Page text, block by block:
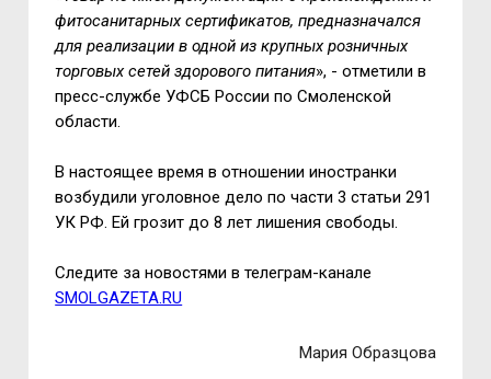
фитосанитарных сертификатов, предназначался
для реализации в одной из крупных розничных
торговых сетей здорового питания», - отметили в
пресс-службе УФСБ России по Смоленской
области.
В настоящее время в отношении иностранки
возбудили уголовное дело по части 3 статьи 291
УК РФ. Ей грозит до 8 лет лишения свободы.
Следите за новостями в телеграм-канале
SMOLGAZETA.RU
Мария Образцова